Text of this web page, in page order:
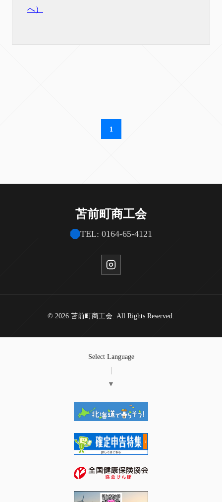
へ）
1
苫前町商工会
TEL: 0164-65-4121
© 2026 苫前町商工会. All Rights Reserved.
Select Language
▼